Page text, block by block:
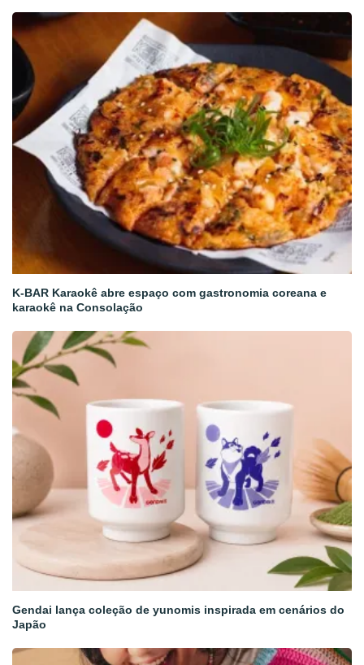
K-BAR Karaokê abre espaço com gastronomia coreana e
karaokê na Consolação
Gendai lança coleção de yunomis inspirada em cenários do
Japão